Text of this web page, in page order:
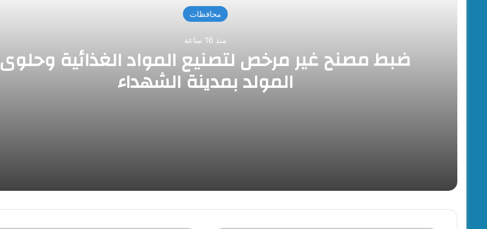
محافظات
منذ 16 ساعة
ضبط مصنح غير مرخص لتصنيع المواد الغذائية وحلوى
المولد بمدينة الشهداء